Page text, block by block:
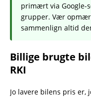
primært via Google-
grupper. Vær
sammenlign altid
Billige brugte
RKI
Jo lavere bilens pris